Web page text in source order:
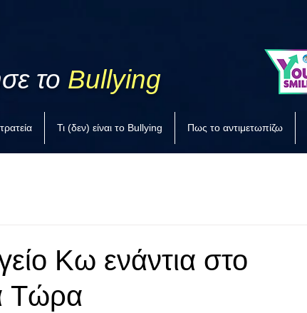
το Bullying
Τι (δεν) είναι το Bullying Πως το αντιμετωπίζω
Κω ενάντια στο
Τώρα